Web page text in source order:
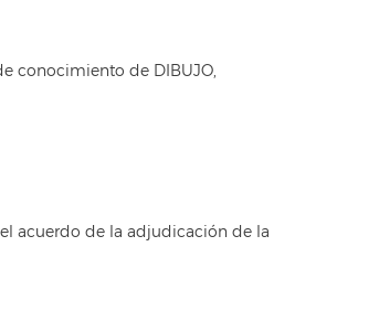
conocimiento de DIBUJO,
acuerdo de la adjudicación de la